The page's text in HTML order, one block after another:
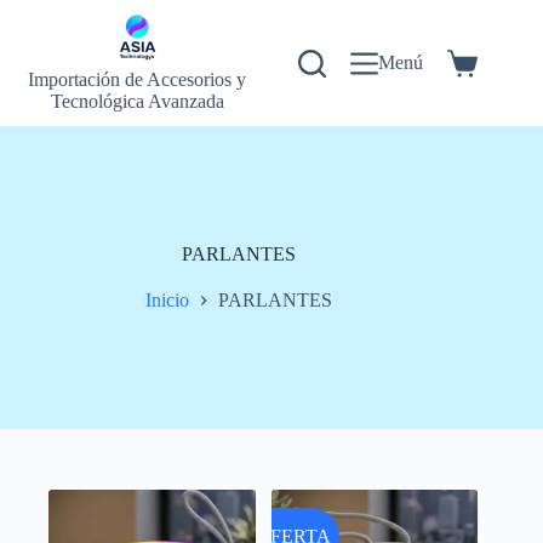
Importación de Accesorios y
Tecnológica Avanzada
Menú
Carrito
PARLANTES
Inicio PARLANTES
OFERTA